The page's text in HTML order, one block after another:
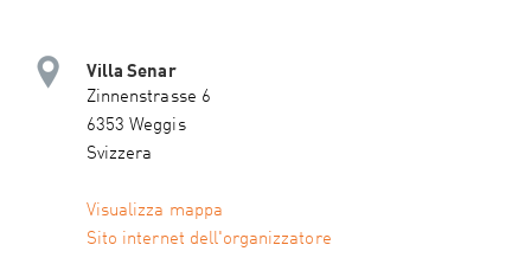
Villa Senar
Zinnenstrasse 6
6353 Weggis
Svizzera
Visualizza mappa
Sito internet dell'organizzatore